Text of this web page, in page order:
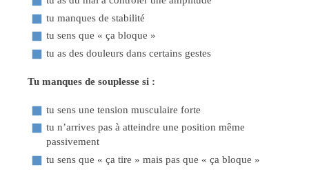
tu manques de stabilité
tu sens que « ça bloque »
tu as des douleurs dans certains gestes
Tu manques de souplesse si :
tu sens une tension musculaire forte
tu n’arrives pas à atteindre une position même
passivement
tu sens que « ça tire » mais pas que « ça bloque »